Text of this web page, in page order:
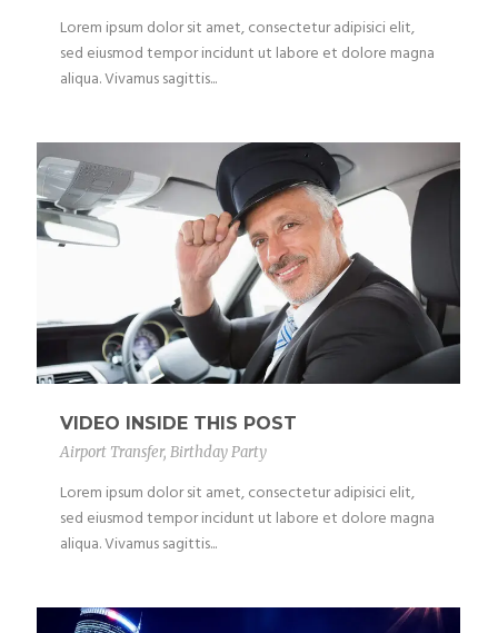
Lorem ipsum dolor sit amet, consectetur adipisici elit,
sed eiusmod tempor incidunt ut labore et dolore magna
aliqua. Vivamus sagittis...
VIDEO INSIDE THIS POST
Airport Transfer, Birthday Party
Lorem ipsum dolor sit amet, consectetur adipisici elit,
sed eiusmod tempor incidunt ut labore et dolore magna
aliqua. Vivamus sagittis...